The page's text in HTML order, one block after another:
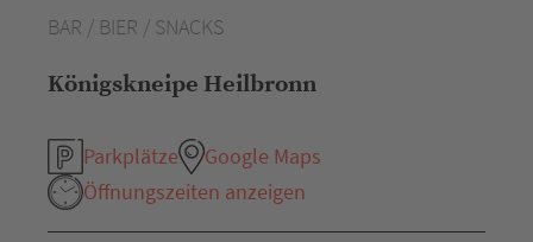
BAR / BIER / SNACKS
Königskneipe Heilbronn
Parkplätze
Google Maps
Öffnungszeiten anzeigen